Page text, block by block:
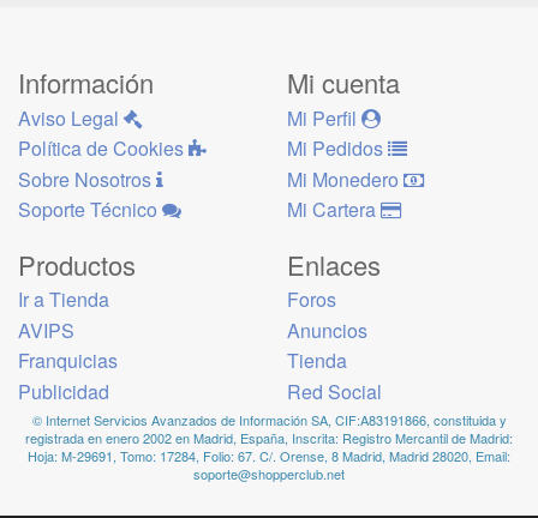
Información
Aviso Legal
Política de Cookies
Sobre Nosotros
Soporte Técnico
Mi cuenta
Mi Perfil
Mi Pedidos
Mi Monedero
Mi Cartera
Productos
Ir a Tienda
AVIPS
Franquicias
Publicidad
Enlaces
Foros
Anuncios
Tienda
Red Social
© Internet Servicios Avanzados de Información SA, CIF:A83191866, constituida y
registrada en enero 2002 en Madrid, España, Inscrita: Registro Mercantil de Madrid:
Hoja: M-29691, Tomo: 17284, Folio: 67. C/. Orense, 8 Madrid, Madrid 28020, Email:
soporte@shopperclub.net